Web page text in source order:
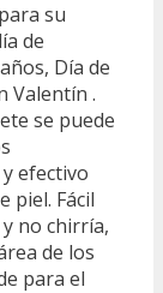
su
de
Día de
Valentín .
se puede
efectivo
piel. Fácil
no chirría,
de los
para el